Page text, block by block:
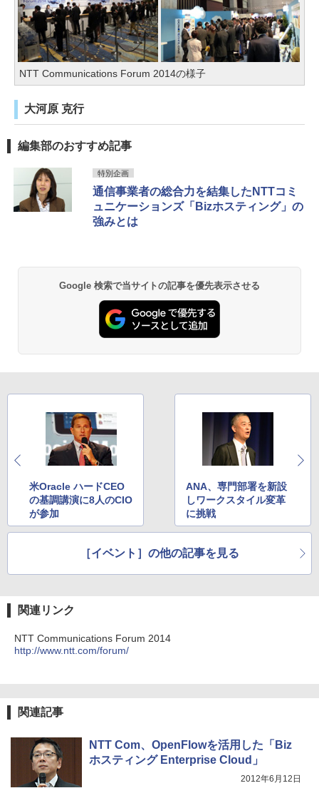
NTT Communications Forum 2014の様子
大河原 克行
編集部のおすすめ記事
特別企画
通信事業者の総合力を結集したNTTコミ
ュニケーションズ「Bizホスティング」の
強みとは
Google 検索で当サイトの記事を優先表示させる
米Oracle ハードCEO
の基調講演に8人のCIO
が参加
ANA、専門部署を新設
しワークスタイル変革
に挑戦
［イベント］の他の記事を見る
関連リンク
NTT Communications Forum 2014
http://www.ntt.com/forum/
関連記事
NTT Com、OpenFlowを活用した「Biz
ホスティング Enterprise Cloud」
2012年6月12日